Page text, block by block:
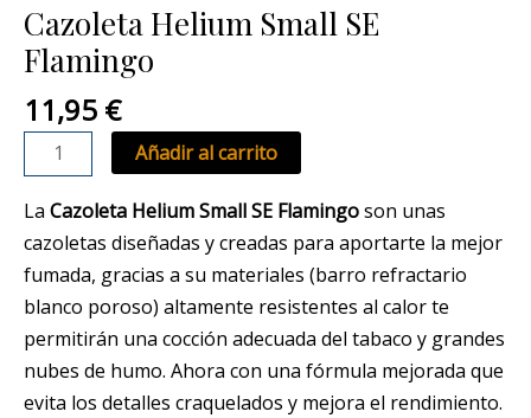
Cazoleta Helium Small SE
Flamingo
11,95 €
Añadir al carrito
La Cazoleta Helium Small SE Flamingoson unas
cazoletas diseñadas y creadas para aportarte la mejor
fumada, gracias a su materiales (barro refractario
blanco poroso) altamente resistentes al calor te
permitirán una cocción adecuada del tabaco y grandes
nubes de humo. Ahora con una fórmula mejorada que
evita los detalles craquelados y mejora el rendimiento.